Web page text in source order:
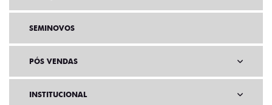
SEMINOVOS
PÓS VENDAS
INSTITUCIONAL